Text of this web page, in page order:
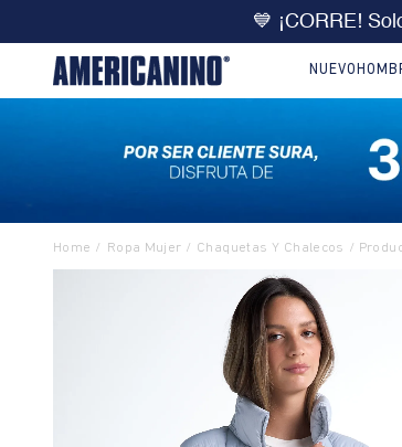
🔥DOBLE DCTO
NUEVO
Ropa Mujer Chaquetas Y Chalecos